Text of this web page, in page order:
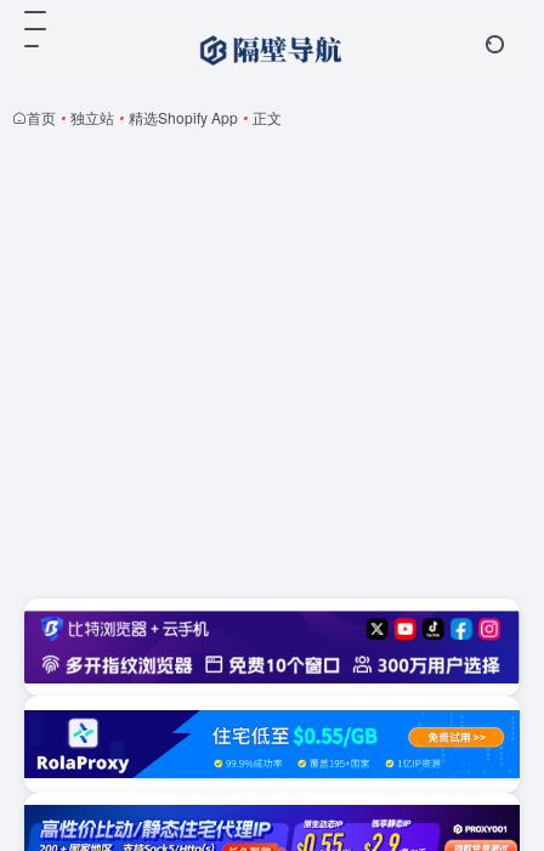
首页 • 独立站 • 精选Shopify App • 正文